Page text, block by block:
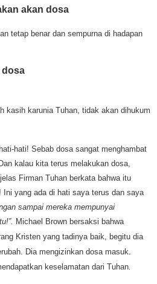
akan dosa
tetap benar dan sempurna di hadapan
dosa
kasih karunia Tuhan, tidak akan dihukum
hati! Sebab dosa sangat menghambat
kalau kita terus melakukan dosa,
Firman Tuhan berkata bahwa itu
yang ada di hati saya terus dan saya
sampai mereka mempunyai
Michael Brown bersaksi bahwa
Kristen yang tadinya baik, begitu dia
Dia mengizinkan dosa masuk.
keselamatan dari Tuhan